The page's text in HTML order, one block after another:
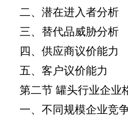
二、潜在进入者分析
三、替代品威胁分析
四、供应商议价能力
五、客户议价能力
第二节 罐头行业企业
一、不同规模企业竞